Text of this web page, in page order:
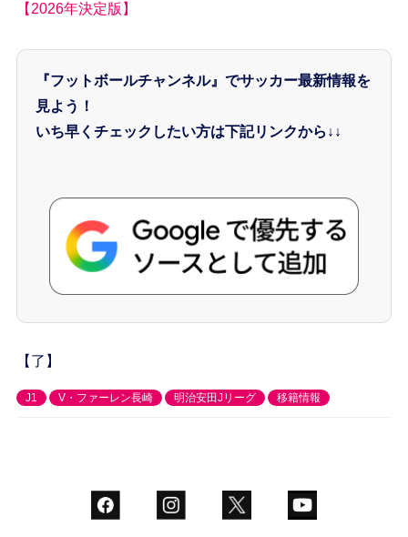
【2026年決定版】
『フットボールチャンネル』でサッカー最新情報を
見よう！
いち早くチェックしたい方は下記リンクから↓↓
【了】
J1 V・ファーレン長崎 明治安田Jリーグ 移籍情報